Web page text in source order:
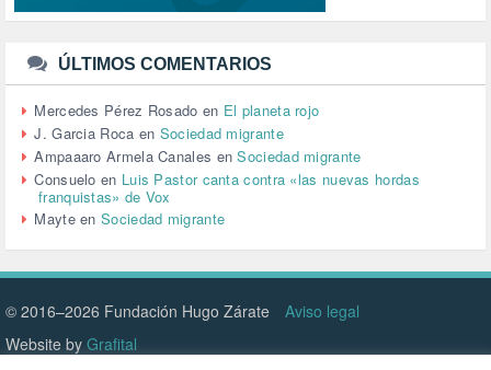
TTIP (6)
URBANISMO (1)
URBANIZACIÓN (1)
VEJEZ (1)
VENEZUELA (3)
VENEZULA (1)
VIAJES (1)
VIOLENCIA (2)
VIOLENCIA DE GÉNERO (223)
VIVIENDA (9)
VOLODIMIR ZELENSKY (1)
ÚLTIMOS COMENTARIOS
Mercedes Pérez Rosado en El planeta rojo
J. Garcia Roca en Sociedad migrante
Ampaaaro Armela Canales enSociedad migrante
Consuelo en Luis Pastor canta contra «las nuevas hordas
franquistas» de Vox
MayteenSociedad migrante
© 2016–2026 Fundación Hugo Zárate
Aviso legal
Website by Grafital